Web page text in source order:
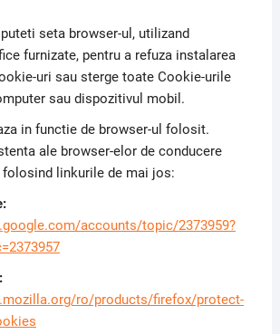
seta browser-ul, utilizand
furnizate, pentru a refuza instalarea
uri sau sterge toate Cookie-urile
sau dispozitivul mobil.
in functie de browser-ul folosit.
ale browser-elor de conducere
linkurile de mai jos:
accounts/topic/2373959?
ro/products/firefox/protect-